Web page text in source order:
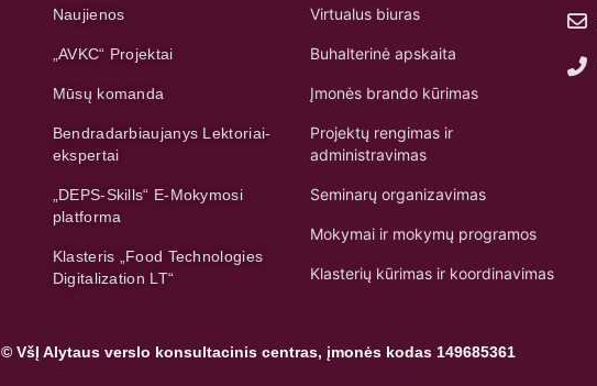
Naujienos
„AVKC“ Projektai
Mūsų komanda
Bendradarbiaujanys Lektoriai-
ekspertai
„DEPS-Skills“ E-Mokymosi
platforma
Klasteris „Food Technologies
Digitalization LT“
Virtualus biuras
Buhalterinė apskaita
Įmonės brando kūrimas
Projektų rengimas ir
administravimas
Seminarų organizavimas
Mokymai ir mokymų programos
Klasterių kūrimas ir koordinavimas
© VšĮ Alytaus verslo konsultacinis centras, įmonės kodas 149685361